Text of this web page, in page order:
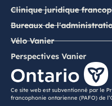
Clinique juridique
Bureaux de
Vélo Vanier
Perspectives Vanier
Ce site web est subventionné par le
francophonie ontarienne (PAFO) de